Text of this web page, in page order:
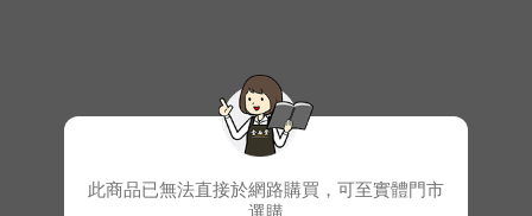
此商品已無法直接於網路購買，可至實體門市
選購